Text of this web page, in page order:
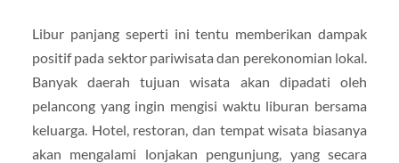
Libur panjang seperti ini tentu memberikan dampak
positif pada sektor pariwisata dan perekonomian lokal.
Banyak daerah tujuan wisata akan dipadati oleh
pelancong yang ingin mengisi waktu liburan bersama
keluarga. Hotel, restoran, dan tempat wisata biasanya
akan mengalami lonjakan pengunjung, yang secara